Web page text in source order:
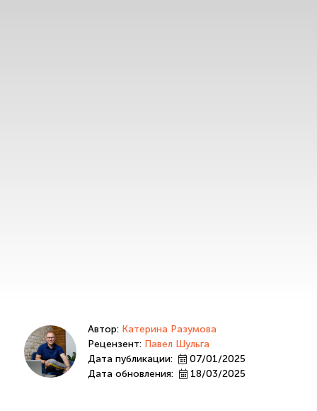
Автор: Катерина Разумова
Рецензент: Павел Шульга
Дата публикации:
07/01/2025
Дата обновления:
18/03/2025